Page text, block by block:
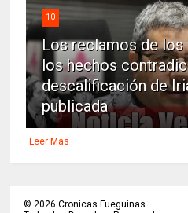
10
Los reclamos de
los hechos
descalificación de
publicada
Leer Mas
©2026 Cronicas Fueguinas